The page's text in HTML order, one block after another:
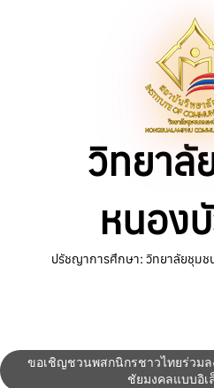
วิทยาลั
หนอง
ปรัชญาการศึกษา: วิทยาลัยชุ
ขอเชิญชวนพสกนิกรชาวไทยร่วม
ชัยมงคลแบบอิเ